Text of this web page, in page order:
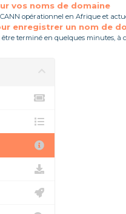
vos noms de domaine
opérationnel en Afrique et
enregistrer un nom de
terminé en quelques minutes, à